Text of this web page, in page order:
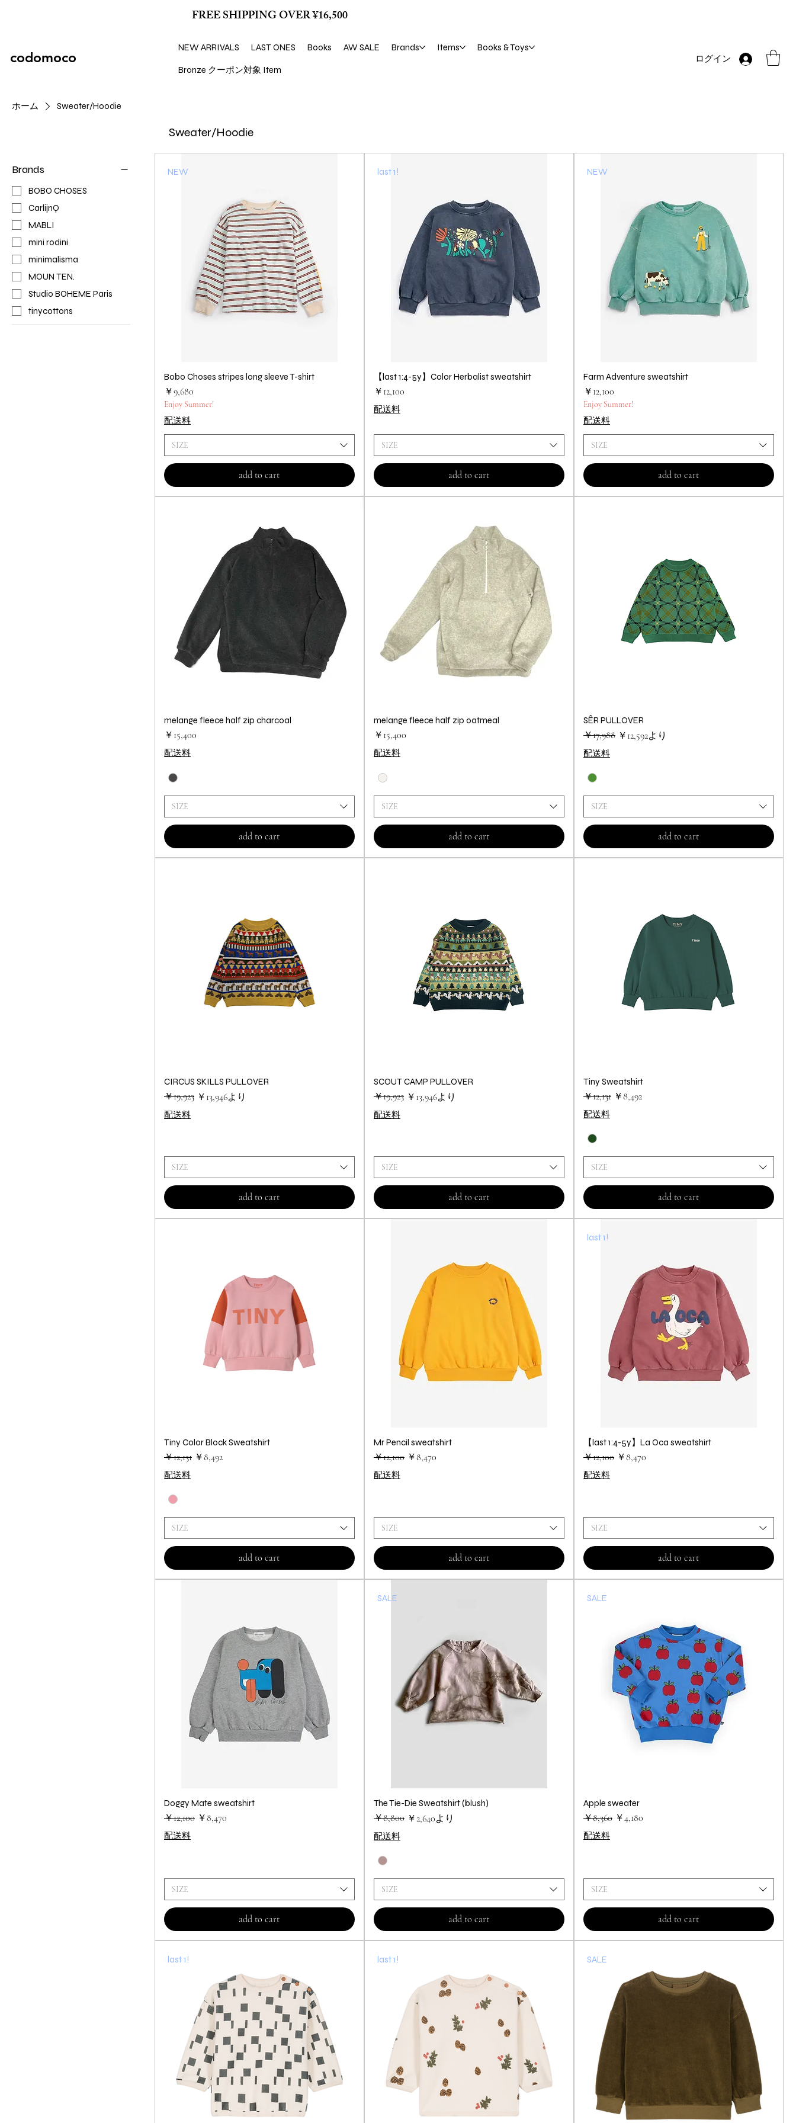
FREE SHIPPING OVER ¥16,500
codomoco
NEW ARRIVALS LAST ONES Books AW SALE Brands Items Books & Toys
Bronze クーポン対象 Item
ログイン
ホーム Sweater/Hoodie
Sweater/Hoodie
Brands
BOBO CHOSES
CarlijnQ
MABLI
mini rodini
minimalisma
MOUN TEN.
Studio BOHEME Paris
tinycottons
クイックビュー
NEW
Bobo Choses stripes long sleeve T-shirt
価格
￥9,680
Enjoy Summer!
配送料
SIZE
add to cart
クイックビュー
last 1!
【last 1:4-5y】Color Herbalist sweatshirt
価格
￥12,100
配送料
SIZE
add to cart
クイックビュー
NEW
Farm Adventure sweatshirt
価格
￥12,100
Enjoy Summer!
配送料
SIZE
add to cart
クイックビュー
melange fleece half zip charcoal
価格
￥15,400
配送料
SIZE
add to cart
クイックビュー
melange fleece half zip oatmeal
価格
￥15,400
配送料
SIZE
add to cart
SÊR PULLOVER
通常価格
￥17,988 ￥12,592より
セール価格
配送料
SIZE
add to cart
クイックビュー
CIRCUS SKILLS PULLOVER
通常価格
￥19,923 ￥13,946より
セール価格
配送料
SIZE
add to cart
クイックビュー
SCOUT CAMP PULLOVER
通常価格
￥19,923 ￥13,946より
セール価格
配送料
SIZE
add to cart
Tiny Sweatshirt
通常価格
￥12,131 セール価格
￥8,492
配送料
SIZE
add to cart
クイックビュー
Tiny Color Block Sweatshirt
通常価格
￥12,131 セール価格
￥8,492
配送料
SIZE
add to cart
クイックビュー
Mr Pencil sweatshirt
通常価格
￥12,100 セール価格
￥8,470
配送料
SIZE
add to cart
クイックビュー
last 1!
【last 1:4-5y】La Oca sweatshirt
通常価格
￥12,100 セール価格
￥8,470
配送料
SIZE
add to cart
クイックビュー
Doggy Mate sweatshirt
通常価格
￥12,100 セール価格
￥8,470
配送料
SIZE
add to cart
クイックビュー
SALE
The Tie-Die Sweatshirt (blush)
通常価格
￥8,800 ￥2,640より
セール価格
配送料
SIZE
add to cart
SALE
Apple sweater
通常価格
￥8,360 セール価格
￥4,180
配送料
SIZE
add to cart
last 1! last 1! SALE